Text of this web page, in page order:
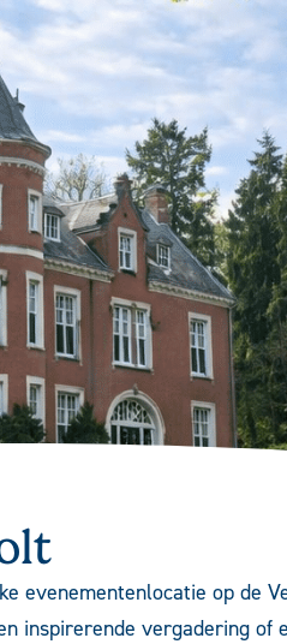
evenementenlocatie op de
inspirerende vergadering of